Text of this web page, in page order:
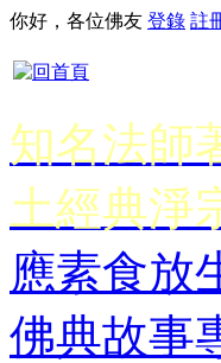
你好，各位佛友 登錄 註
知名法師
土經典淨
應素食放
佛典故事